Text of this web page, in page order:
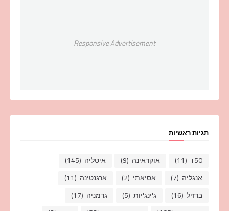
Responsive Advertisement
תגיות ראשיות
50+
(11) אוקראינה (9) איטליה (145)
אנגליה (7) אסיאתי (2) ארגנטינה (11)
ברזיל (16) ג'ינג'יות (5) גרמניה (17)